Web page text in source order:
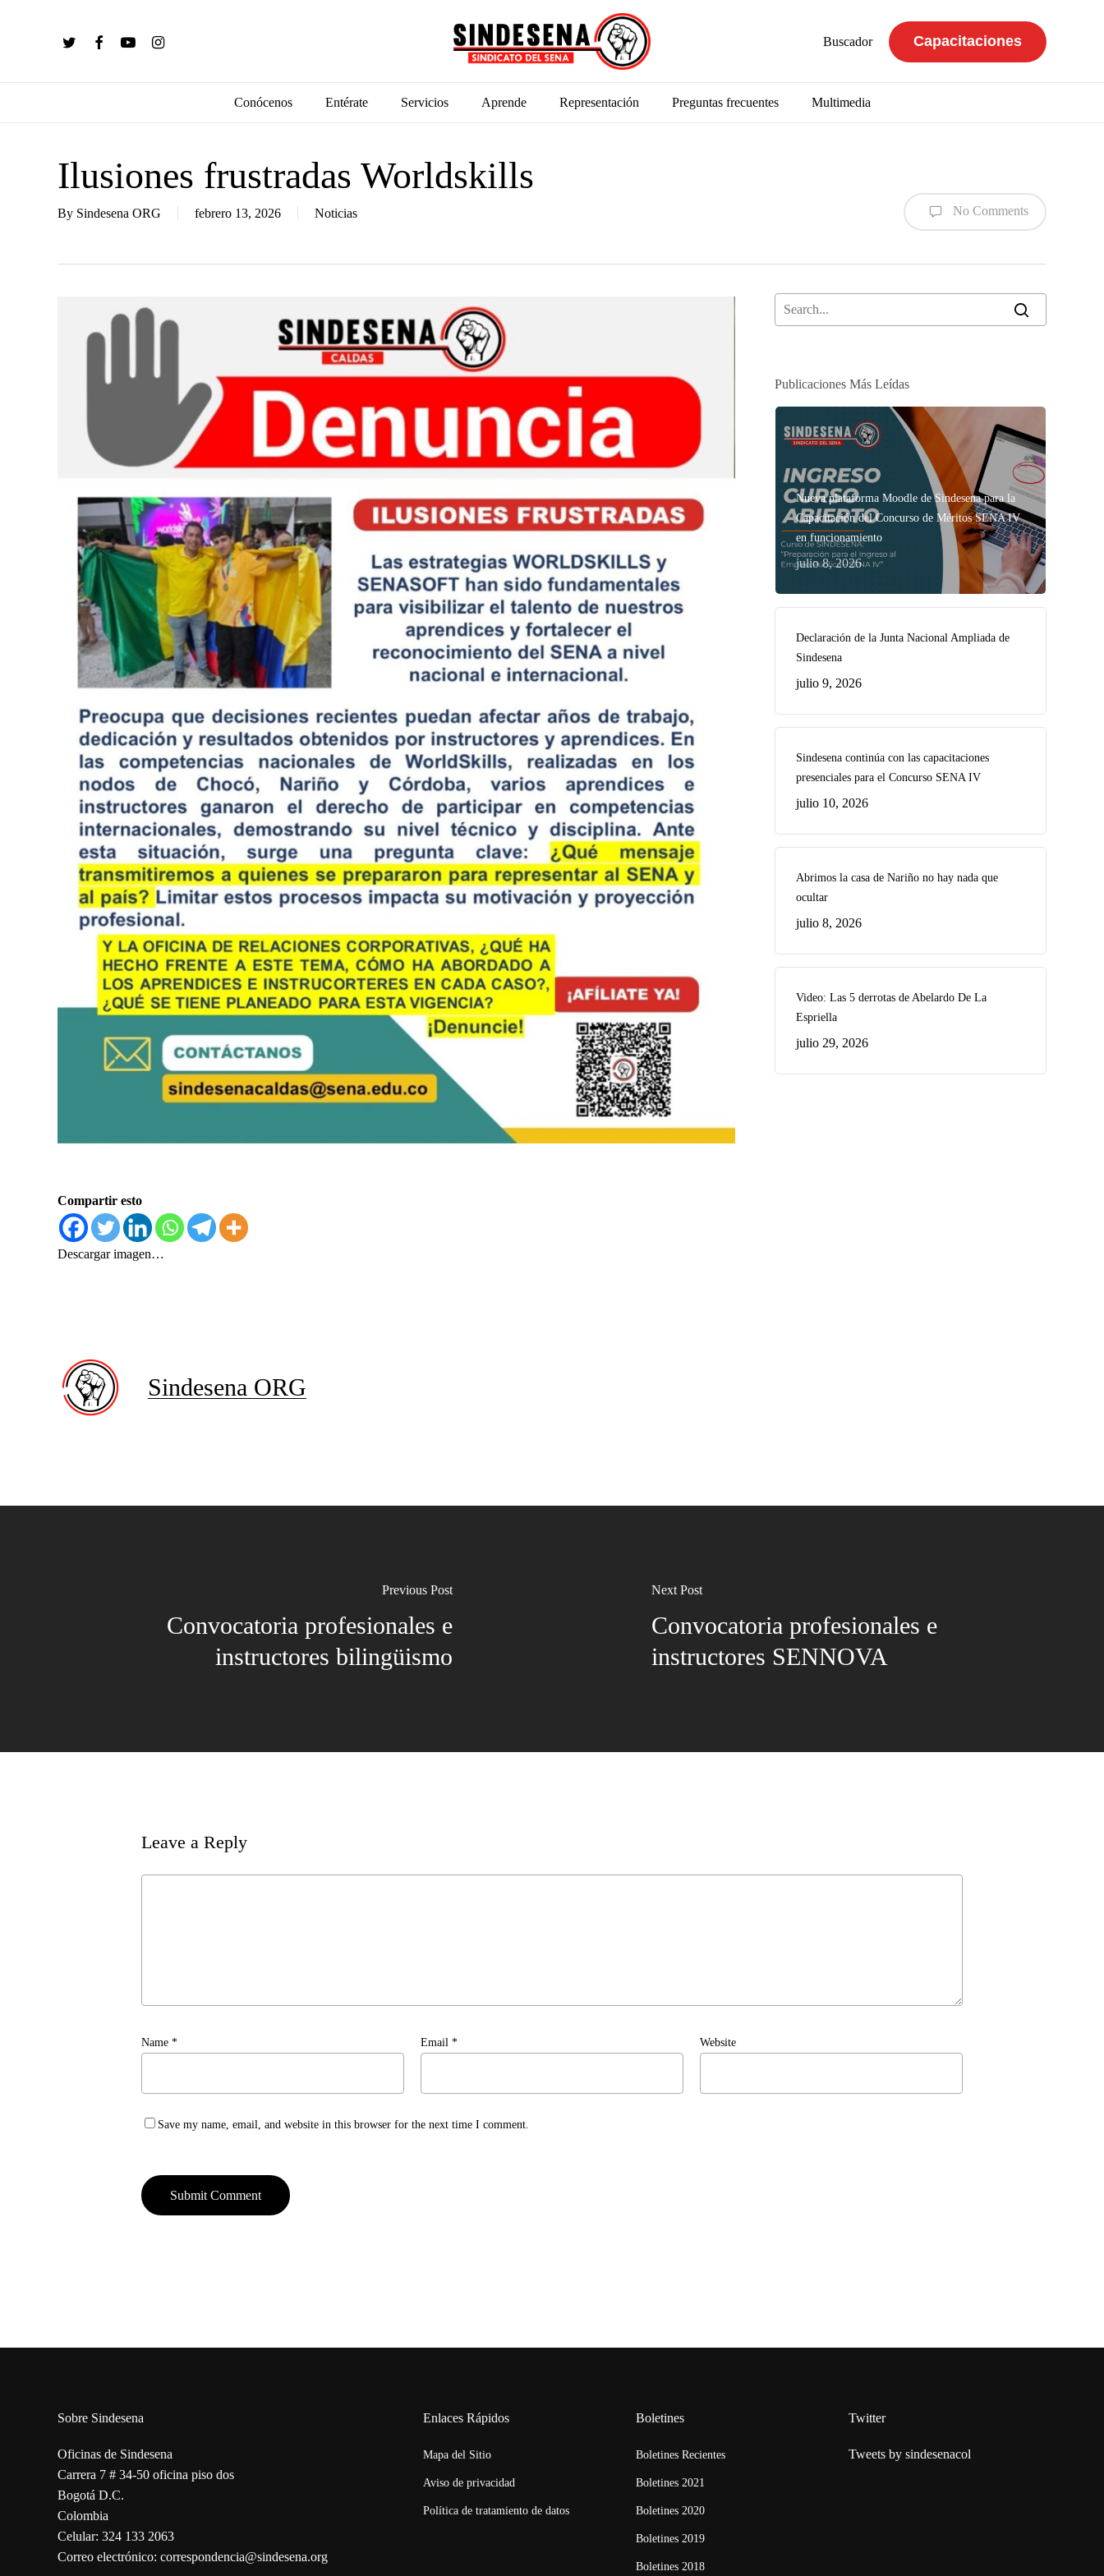
twitter facebookyoutubeinstagram Buscador Capacitaciones
Conócenos Entérate Servicios Aprende Representación Preguntas frecuentes Multimedia
Ilusiones frustradas Worldskills
By Sindesena ORG febrero 13, 2026 Noticias No Comments
Compartir esto
Descargar imagen…
Sindesena ORG
Publicaciones Más Leídas
Nueva plataforma Moodle de Sindesena para la
Capacitación del Concurso de Méritos SENA IV
en funcionamiento
julio 8, 2026
Declaración de la Junta Nacional Ampliada de
Sindesena
julio 9, 2026
Sindesena continúa con las capacitaciones
presenciales para el Concurso SENA IV
julio 10, 2026
Abrimos la casa de Nariño no hay nada que
ocultar
julio 8, 2026
Video: Las 5 derrotas de Abelardo De La
Espriella
julio 29, 2026
Previous Post
Convocatoria profesionales e
instructores bilingüismo
Next Post
Convocatoria profesionales e
instructores SENNOVA
Leave a Reply
Name * Email * Website
Save my name, email, and website in this browser for the next time I comment.
Sobre Sindesena
Oficinas de Sindesena
Carrera 7 # 34-50 oficina piso dos
Bogotá D.C.
Colombia
Celular: 324 133 2063
Correo electrónico: correspondencia@sindesena.org
Enlaces Rápidos
Mapa del Sitio
Aviso de privacidad
Política de tratamiento de datos
Boletines
Boletines Recientes
Boletines 2021
Boletines 2020
Boletines 2019
Boletines 2018
Twitter
Tweets by sindesenacol